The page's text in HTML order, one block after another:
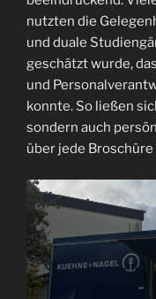
nutzten die
und duale
geschätzt wurde,
und
konnte. So ließen
sondern auch
über jede